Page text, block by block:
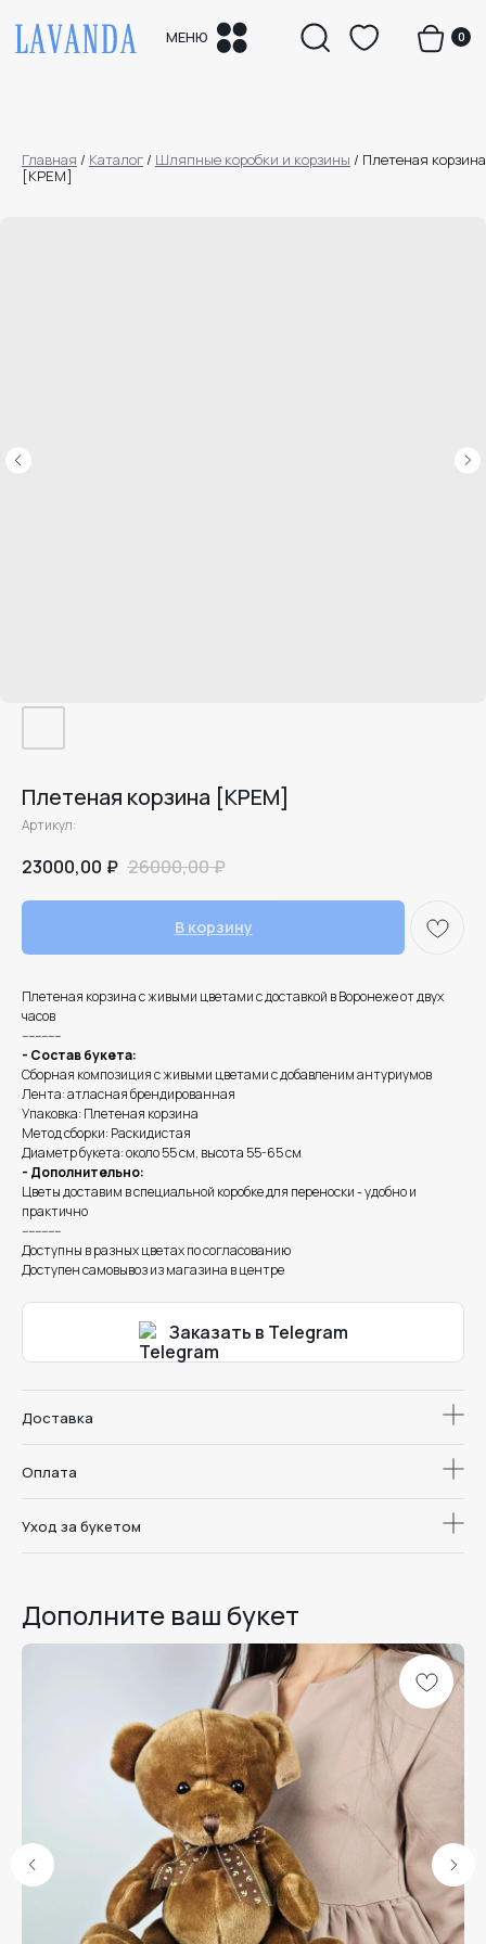
МЕНЮ
Главная / Каталог / Шляпные коробки и корзины / Плетеная корзина
[КРЕМ]
Плетеная корзина [КРЕМ]
Артикул:
23000,00 ₽ 26000,00₽
В корзину
Плетеная корзина с живыми цветами с доставкой в Воронеже от двух
часов
------------
- Состав букета:
Сборная композиция с живыми цветами с добавленим антуриумов
Лента: атласная брендированная
Упаковка: Плетеная корзина
Метод сборки: Раскидистая
Диаметр букета: около 55 см, высота 55-65 см
- Дополнительно:
Цветы доставим в специальной коробке для переноски - удобно и
практично
------------
Доступны в разных цветах по согласованию
Доступен самовывоз из магазина в центре
Заказать в Telegram
Доставка
Оплата
Уход за букетом
Дополните ваш букет
Уход за букетом
Отзывы
Школа флористики
Наши линейки
Дуо-букеты
Шоколад
Комбо
Дари. Радуйся.
Люби.